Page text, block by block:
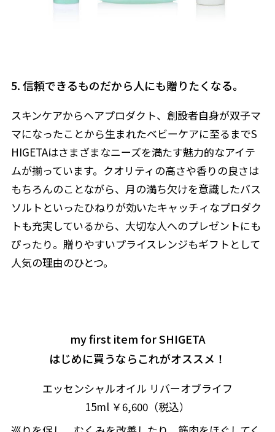
5. 信頼できるものだから人にも贈りたくなる。
スキンケアからヘアプロダクト、創設者自身が双子マ
マになったことから生まれたベビーケアに至るまでS
HIGETAはさまざまなニーズを満たす魅力的なアイテ
ムが揃っています。クオリティの高さや香りの良さは
もちろんのことながら、月の満ち欠けを意識したバス
ソルトといったひねりが効いたキャッチィなプロダク
トも充実しているから、大切な人へのプレゼントにも
ぴったり。贈りやすいプライスレンジもギフトとして
人気の理由のひとつ。
my first item for SHIGETA
はじめに買うならこれがオススメ！
エッセンシャルオイル リバーオブライフ
15ml ￥6,600（税込）